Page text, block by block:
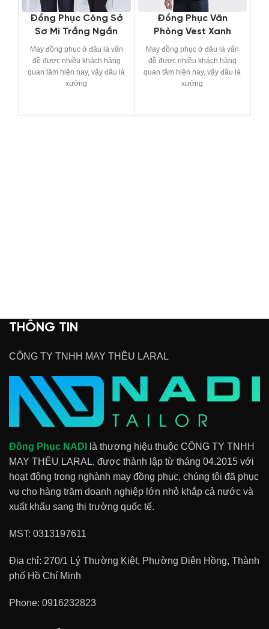
Đồng Phục Công Sở
Sơ Mi Trắng Ngắn
Tay
May đồng phục ở đâu là vấn
đề được nhiều khách hàng
quan tâm hiện nay, vậy đâu là
xưởng
Đồng Phục Văn
Phòng Vest Xanh
Navy
May đồng phục ở đâu là vấn
đề được nhiều khách hàng
quan tâm hiện nay, vậy đâu là
xưởng
THÔNG TIN
CÔNG TY TNHH MAY THÊU LARAL
Đồng Phục NADI
là thương hiệu thuộc CÔNG TY TNHH
MAY THÊU LARAL, được thành lập từ tháng 04.2015 với
hoạt động trong nghành may đồng phục, chúng tôi đã phục
vụ cho hàng trăm doanh nghiệp lớn nhỏ khắp cả nước và
xuất khẩu sang thị trường quốc tế.
MST: 0313197611
Địa chỉ: 270/1 Lý Thường Kiệt, Phường Diên Hồng, Thành
phố Hồ Chí Minh
Phone: 0916232823